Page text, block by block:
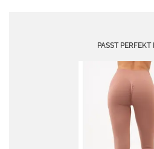
PASST